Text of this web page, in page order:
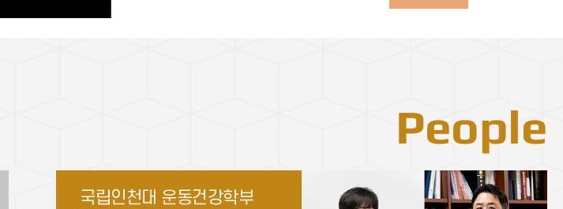
최우수상 동시 수상
People
인천대학교 최유진(건축학과,
인천대학교 생명공학부
국립인천대학교 문헌정보학과
인천대학교 강승택 교수,
국립인천대 운동건강학부